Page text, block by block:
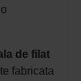
de filat
fabricata